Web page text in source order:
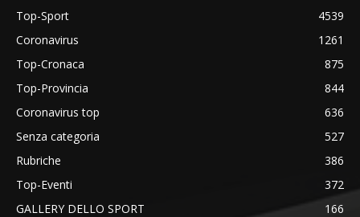
Top-Sport
4539
Coronavirus
1261
Top-Cronaca
875
Top-Provincia
844
Coronavirus top
636
Senza categoria
527
Rubriche
386
Top-Eventi
372
GALLERY DELLO SPORT
166